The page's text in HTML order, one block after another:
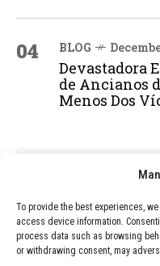
To provide the best experiences,
access device information.
process data such as browsing
or withdrawing consent, may
04 BLOG
Devastadora
de Ancianos
Menos Dos